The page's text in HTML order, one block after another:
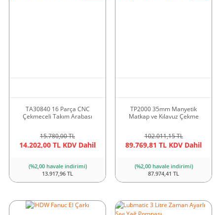
TA30840 16 Parça CNC
Çekmeceli Takım Arabası
15.780,00 TL
14.202,00 TL KDV Dahil
(%2,00 havale indirimi)
13.917,96 TL
TP2000 35mm Manyetik
Matkap ve Kılavuz Çekme
102.011,15 TL
89.769,81 TL KDV Dahil
(%2,00 havale indirimi)
87.974,41 TL